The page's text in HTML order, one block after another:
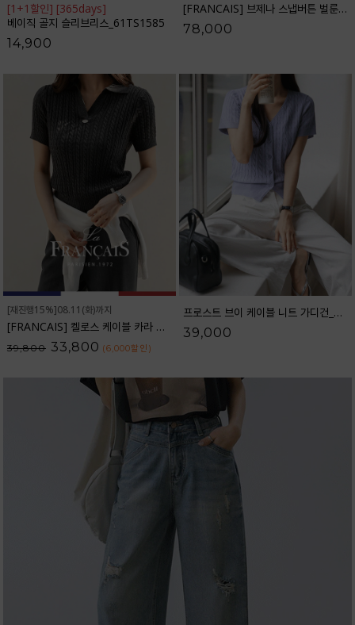
[1+1할인] [365days]
베이직 골지 슬리브리스_61TS1585
14,900
[FRANCAIS] 브제나 스냅버튼 벌룬 와이드 팬츠_F6H516PT
78,000
[재진행15%]08.11(화)까지
[FRANCAIS] 켈로스 케이블 카라 니트_F6S256KN
39,800 33,800 (6,000할인 )
프로스트 브이 케이블 니트 가디건_61CA1478
39,000